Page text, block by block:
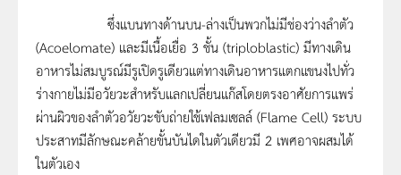
ซึ่งแบนทางด้านบน-ล่างเป็นพวกไม่มีช่องว่างลำตัว
(Acoelomate) และมีเนื้อเยื่อ 3 ชั้น (triploblastic) มีทางเดิน
อาหารไม่สมบูรณ์มีรูเปิดรูเดียวแต่ทางเดินอาหารแตกแขนงไปทั่ว
ร่างกายไม่มีอวัยวะสำหรับแลกเปลี่ยนแก๊สโดยตรงอาศัยการแพร่
ผ่านผิวของลำตัวอวัยวะขับถ่ายใช้เฟลมเซลล์ (Flame Cell) ระบบ
ประสาทมีลักษณะคล้ายขั้นบันไดในตัวเดียวมี 2 เพศอาจผสมได้
ในตัวเอง